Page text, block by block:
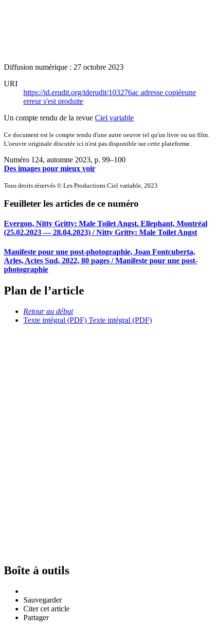
Diffusion numérique : 27 octobre 2023
URI
https://id.erudit.org/iderudit/103276ac adresse copiéeune
erreur s'est produite
Un compte rendu de la revue Ciel variable
Ce document est le compte rendu d'une autre oeuvre tel qu'un livre ou un film.
L'oeuvre originale discutée ici n'est pas disponible sur cette plateforme.
Numéro 124, automne 2023, p. 99–100
Des images pour mieux voir
Tous droits réservés © Les Productions Ciel variable, 2023
Feuilleter les articles de ce numéro
Evergon, Nitty Gritty: Male Toilet Angst. Ellephant, Montréal
(25.02.2023 — 28.04.2023) / Nitty Gritty: Male Toilet Angst
Manifeste pour une post-photographie, Joan Fontcuberta,
Arles, Actes Sud, 2022, 80 pages / Manifeste pour une post-
photographie
Plan de l’article
Retour au début
Texte intégral (PDF) Texte intégral (PDF)
Boîte à outils
Sauvegarder
Citer cet article
Partager